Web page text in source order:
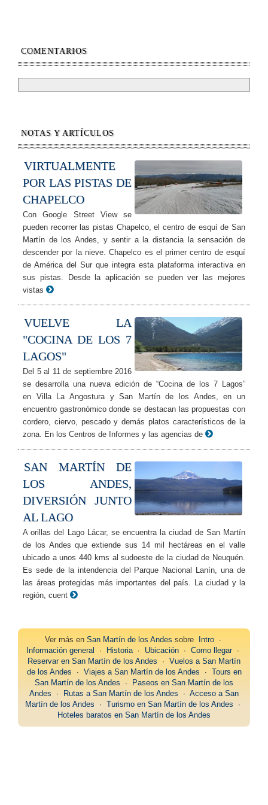
COMENTARIOS
NOTAS Y ARTÍCULOS
VIRTUALMENTE
POR LAS PISTAS DE
CHAPELCO
Con Google Street View se
pueden recorrer las pistas Chapelco, el centro de esquí de San
Martín de los Andes, y sentir a la distancia la sensación de
descender por la nieve. Chapelco es el primer centro de esquí
de América del Sur que integra esta plataforma interactiva en
sus pistas. Desde la aplicación se pueden ver las mejores
vistas
VUELVE LA
"COCINA DE LOS 7
LAGOS"
Del 5 al 11 de septiembre 2016
se desarrolla una nueva edición de “Cocina de los 7 Lagos”
en Villa La Angostura y San Martín de los Andes, en un
encuentro gastronómico donde se destacan las propuestas con
cordero, ciervo, pescado y demás platos característicos de la
zona. En los Centros de Informes y las agencias de
SAN MARTÍN DE
LOS ANDES,
DIVERSIÓN JUNTO
AL LAGO
A orillas del Lago Lácar, se encuentra la ciudad de San Martín
de los Andes que extiende sus 14 mil hectáreas en el valle
ubicado a unos 440 kms al sudoeste de la ciudad de Neuquén.
Es sede de la intendencia del Parque Nacional Lanín, una de
las áreas protegidas más importantes del país. La ciudad y la
región, cuent
Ver más en San Martín de los Andes sobre Intro∙
Información general
∙ Historia∙ Ubicación ∙ Como llegar∙
Reservar en San Martín de los Andes ∙ Vuelos a San Martín
de los Andes ∙ Viajes a San Martín de los Andes ∙ Tours en
San Martín de los Andes ∙
Paseos en San Martín de los
Andes ∙ Rutas a San Martín de los Andes ∙ Acceso a San
Martín de los Andes ∙ Turismo en San Martín de los Andes ∙
Hoteles baratos en San Martín de los Andes